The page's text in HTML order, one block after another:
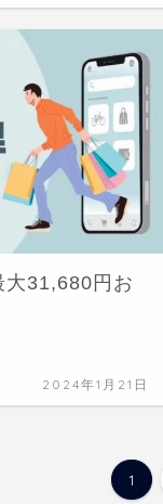
大31,680円お
2024年1月21日
1